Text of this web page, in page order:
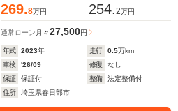
269.8万円 254.2万円
通常ローン 月々27,500円
年式 2023年 走行 0.5万km
車検
'26/09 修復
なし
保証
保証付 整備
法定整備付
住所
埼玉県春日部市